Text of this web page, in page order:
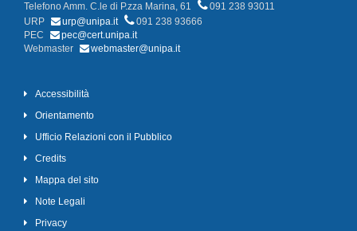
Telefono Amm. C.le di P.zza Marina, 61
091 238 93011
URP
urp@unipa.it
091 238 93666
PEC
pec@cert.unipa.it
Webmaster
webmaster@unipa.it
Accessibilità
Orientamento
Ufficio Relazioni con il Pubblico
Credits
Mappa del sito
Note Legali
Privacy